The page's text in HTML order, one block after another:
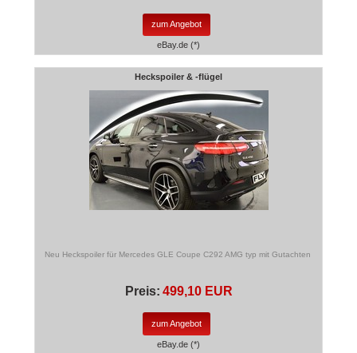
zum Angebot
eBay.de (*)
Heckspoiler & -flügel
Neu Heckspoiler für Mercedes GLE Coupe C292 AMG typ mit Gutachten
Preis: 499,10 EUR
zum Angebot
eBay.de (*)